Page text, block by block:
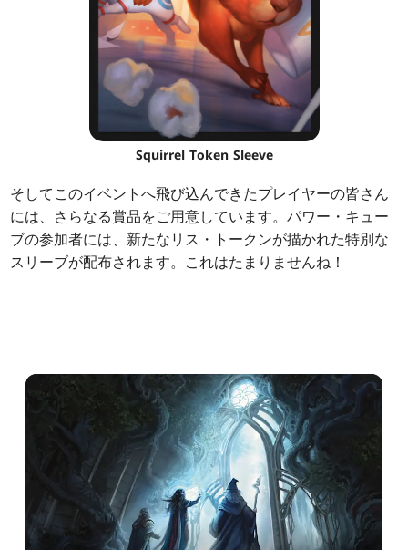
Squirrel Token Sleeve
そしてこのイベントへ飛び込んできたプレイヤーの皆さん
には、さらなる賞品をご用意しています。パワー・キュー
ブの参加者には、新たなリス・トークンが描かれた特別な
スリーブが配布されます。これはたまりませんね！